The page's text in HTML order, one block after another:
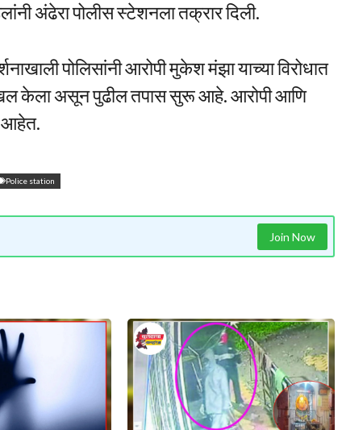
अंढेरा पोलीस स्टेशनला तक्रार दिली.
पोलिसांनी आरोपी मुकेश मंझा याच्या विरोधात
केला असून पुढील तपास सुरू आहे. आरोपी आणि
आहेत.
Police station
Join Now